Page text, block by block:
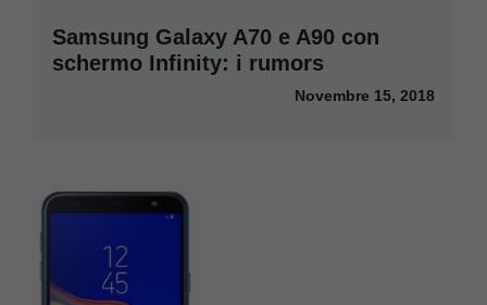
Samsung Galaxy A70 e A90 con
schermo Infinity: i rumors
Novembre 15, 2018